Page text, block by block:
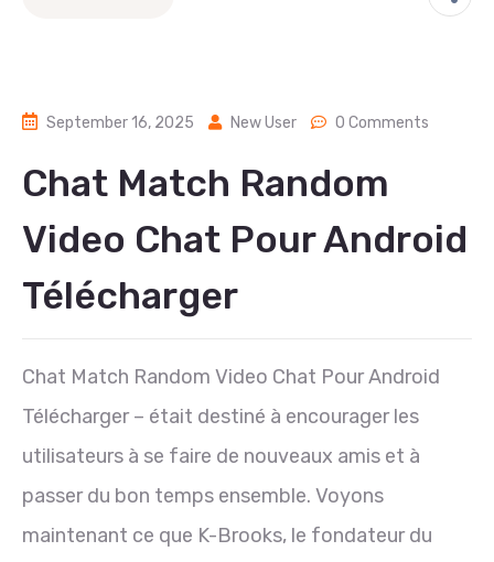
September 16, 2025 New User 0 Comments
Chat Match Random
Video Chat Pour Android
Télécharger
Chat Match Random Video Chat Pour Android
Télécharger – était destiné à encourager les
utilisateurs à se faire de nouveaux amis et à
passer du bon temps ensemble. Voyons
maintenant ce que K-Brooks, le fondateur du